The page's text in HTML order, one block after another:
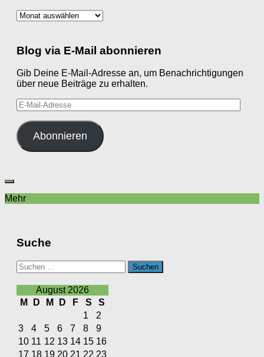
Archiv
Blog via E-Mail abonnieren
Gib Deine E-Mail-Adresse an, um Benachrichtigungen
über neue Beiträge zu erhalten.
E-
Mail-
Adresse
Abonnieren
Mehr
Suche
Suchen
nach:
August 2026
M
D M D F S
S
1
2
3
4 5 6 7 8
9
10 11 12 13 14 15 16
17 18 19 20 21 22 23